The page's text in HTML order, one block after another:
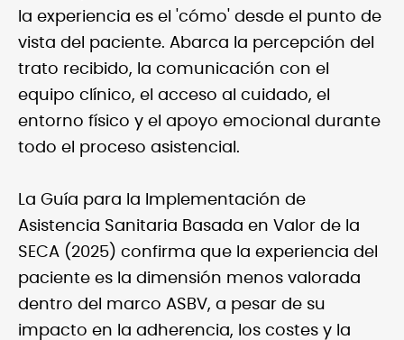
la experiencia es el 'cómo' desde el punto de
vista del paciente. Abarca la percepción del
trato recibido, la comunicación con el
equipo clínico, el acceso al cuidado, el
entorno físico y el apoyo emocional durante
todo el proceso asistencial.
La Guía para la Implementación de
Asistencia Sanitaria Basada en Valor de la
SECA (2025) confirma que la experiencia del
paciente es la dimensión menos valorada
dentro del marco ASBV, a pesar de su
impacto en la adherencia, los costes y la